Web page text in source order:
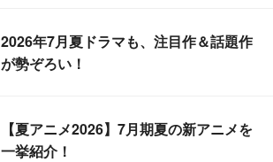
2026年7月夏ドラマも、注目作＆話題作
が勢ぞろい！
【夏アニメ2026】7月期夏の新アニメを
一挙紹介！